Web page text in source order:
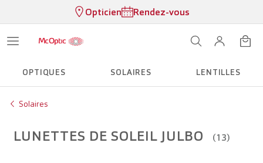
Opticien Rendez-vous
OPTIQUES SOLAIRES LENTILLES
Solaires
LUNETTES DE SOLEIL JULBO (13)